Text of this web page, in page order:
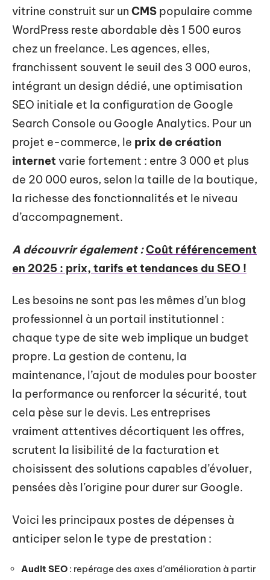
vitrine construit sur un CMS populaire comme
WordPress reste abordable dès 1 500 euros
chez un freelance. Les agences, elles,
franchissent souvent le seuil des 3 000 euros,
intégrant un design dédié, une optimisation
SEO initiale et la configuration de Google
Search Console ou Google Analytics. Pour un
projet e-commerce, le prix de création
internetvarie fortement : entre 3 000 et plus
de 20 000 euros, selon la taille de la boutique,
la richesse des fonctionnalités et le niveau
d’accompagnement.
A découvrir également :Coût référencement
en 2025 : prix, tarifs et tendances du SEO !
Les besoins ne sont pas les mêmes d’un blog
professionnel à un portail institutionnel :
chaque type de site web implique un budget
propre. La gestion de contenu, la
maintenance, l’ajout de modules pour booster
la performance ou renforcer la sécurité, tout
cela pèse sur le devis. Les entreprises
vraiment attentives décortiquent les offres,
scrutent la lisibilité de la facturation et
choisissent des solutions capables d’évoluer,
pensées dès l’origine pour durer sur Google.
Voici les principaux postes de dépenses à
anticiper selon le type de prestation :
Audit SEO : repérage des axes d’amélioration à partir